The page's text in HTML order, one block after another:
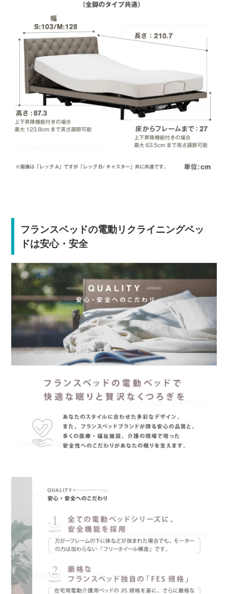
フランスベッドの電動リクライニングベッ
ドは安心・安全